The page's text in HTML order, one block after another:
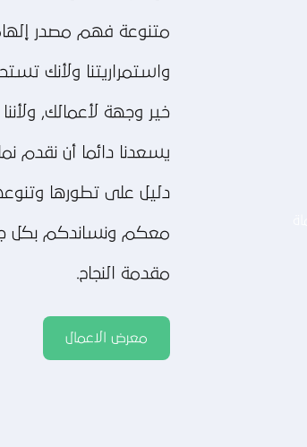
متنوعة فهم مصدر
واستمراريتنا ولأنك
خير وجهة لأعمالك,
يسعدنا دائما أن نقدم
دليل على تطورها
معكم ونساندكم بكل
مقدمة النجاح.
معرض الاعمال